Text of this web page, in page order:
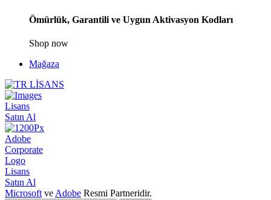
Ömürlük, Garantili ve Uygun Aktivasyon Kodları
Shop now
Mağaza
Microsoft ve Adobe Resmi Partneridir.